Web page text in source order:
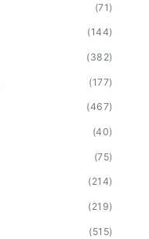
(71)
(144)
(382)
(177)
(467)
(40)
(75)
(214)
(219)
(515)